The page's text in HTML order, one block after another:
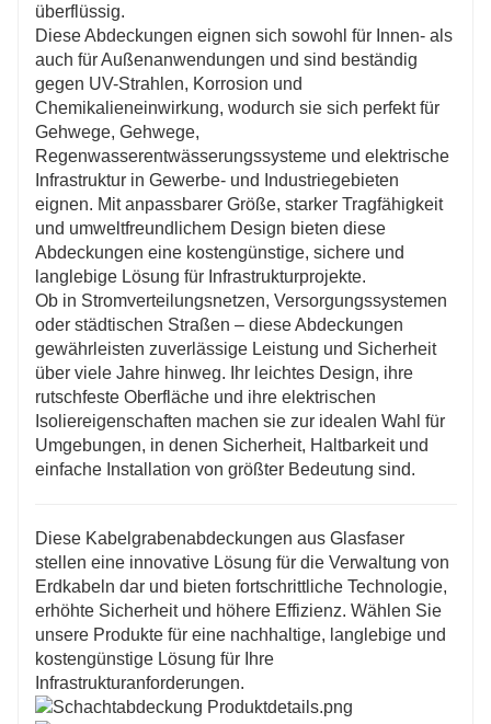
überflüssig.
Diese Abdeckungen eignen sich sowohl für Innen- als
auch für Außenanwendungen und sind beständig
gegen UV-Strahlen, Korrosion und
Chemikalieneinwirkung, wodurch sie sich perfekt für
Gehwege, Gehwege,
Regenwasserentwässerungssysteme und elektrische
Infrastruktur in Gewerbe- und Industriegebieten
eignen. Mit anpassbarer Größe, starker Tragfähigkeit
und umweltfreundlichem Design bieten diese
Abdeckungen eine kostengünstige, sichere und
langlebige Lösung für Infrastrukturprojekte.
Ob in Stromverteilungsnetzen, Versorgungssystemen
oder städtischen Straßen – diese Abdeckungen
gewährleisten zuverlässige Leistung und Sicherheit
über viele Jahre hinweg. Ihr leichtes Design, ihre
rutschfeste Oberfläche und ihre elektrischen
Isoliereigenschaften machen sie zur idealen Wahl für
Umgebungen, in denen Sicherheit, Haltbarkeit und
einfache Installation von größter Bedeutung sind.
Diese Kabelgrabenabdeckungen aus Glasfaser
stellen eine innovative Lösung für die Verwaltung von
Erdkabeln dar und bieten fortschrittliche Technologie,
erhöhte Sicherheit und höhere Effizienz. Wählen Sie
unsere Produkte für eine nachhaltige, langlebige und
kostengünstige Lösung für Ihre
Infrastrukturanforderungen.